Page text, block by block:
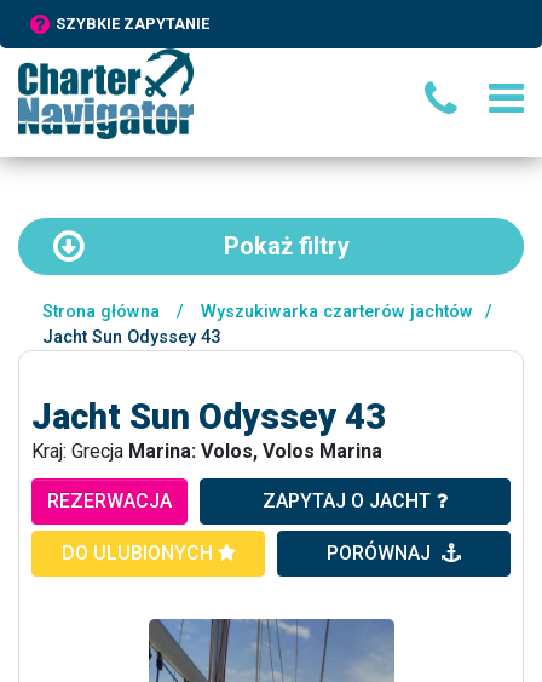
SZYBKIE ZAPYTANIE
Pokaż filtry
Strona główna / Wyszukiwarka czarterów jachtów
/
Jacht Sun Odyssey 43
Jacht Sun Odyssey 43
Kraj: Grecja Marina: Volos, Volos Marina
REZERWACJA ZAPYTAJ O JACHT
DO ULUBIONYCH PORÓWNAJ